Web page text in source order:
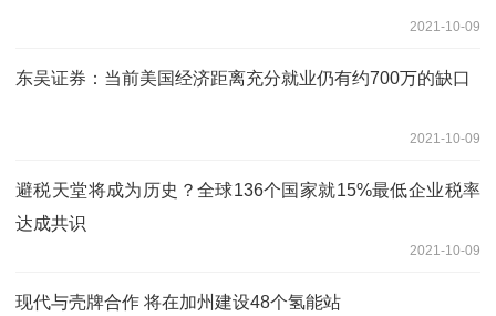
2021-10-09
东吴证券：当前美国经济距离充分就业仍有约700万的缺口
2021-10-09
避税天堂将成为历史？全球136个国家就15%最低企业税率
达成共识
2021-10-09
现代与壳牌合作 将在加州建设48个氢能站